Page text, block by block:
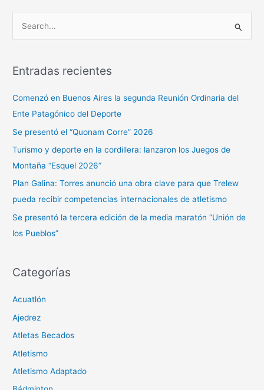
c
r
:
Entradas recientes
Comenzó en Buenos Aires la segunda Reunión Ordinaria del
Ente Patagónico del Deporte
Se presentó el “Quonam Corre” 2026
Turismo y deporte en la cordillera: lanzaron los Juegos de
Montaña “Esquel 2026”
Plan Galina: Torres anunció una obra clave para que Trelew
pueda recibir competencias internacionales de atletismo
Se presentó la tercera edición de la media maratón “Unión de
los Pueblos”
Categorías
Acuatlón
Ajedrez
Atletas Becados
Atletismo
Atletismo Adaptado